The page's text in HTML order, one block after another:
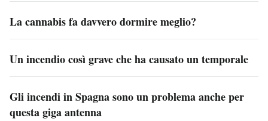
La cannabis fa davvero dormire meglio?
Un incendio così grave che ha causato un temporale
Gli incendi in Spagna sono un problema anche per
questa giga antenna